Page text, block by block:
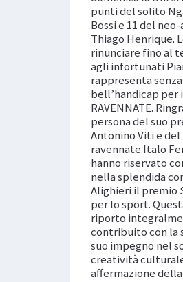
punti del solito
Bossi e 11 del
Thiago Henrique.
rinunciare fino al
agli infortunati
rappresenta
bell’handicap per
RAVENNATE.
persona del suo
Antonino Viti e
ravennate Italo
hanno riservato
nella splendida
Alighieri il premio
per lo sport.
riporto
contribuito con la
suo impegno nel
creatività
affermazione